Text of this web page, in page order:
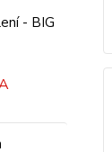
- BIG